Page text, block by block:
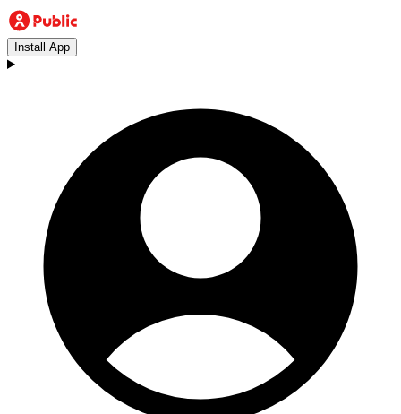
Install App